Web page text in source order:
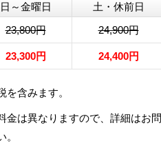
日～金曜日
土・休前日
23,800円 24,900円
23,300円 24,400円
含みます。
金は異なりますので、詳細はお問